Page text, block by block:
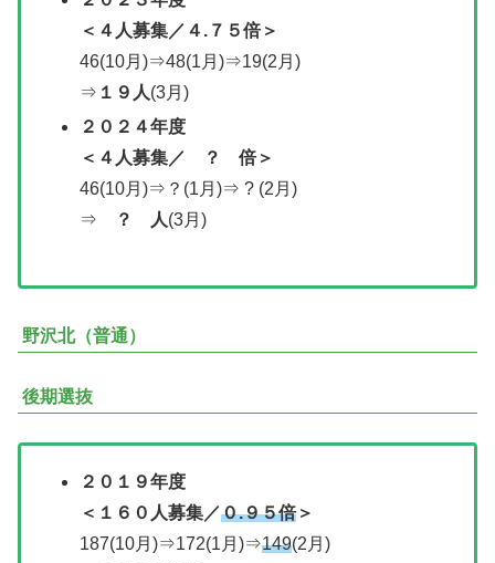
＜４人募集／４.７５倍＞
46(10月)⇒48(1月)⇒19(2月)
⇒ １９人(3月)
２０２ ４年度
＜ ４人募集／
？ 倍＞
46(10月)⇒？(1月)⇒ ? (2月)
⇒ ？ 人(3月)
野沢北（普通）
後期選抜
２０１９年度
＜１６０人募集／０.９５倍＞
187(10月)⇒172(1月)⇒149(2月)